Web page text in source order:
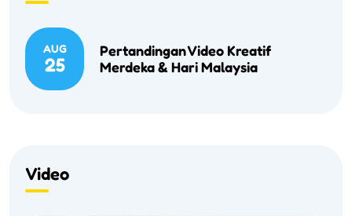
AUG
25
Pertandingan Video Kreatif
Merdeka & Hari Malaysia
Video